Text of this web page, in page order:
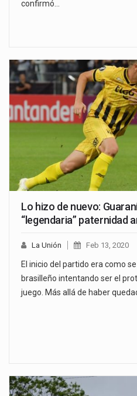
confirmó…
Lo hizo de nuevo:
“legendaria” paternidad
La Unión Feb 13, 2020
El inicio del partido era como
brasilleño intentando ser el
juego. Más allá de haber